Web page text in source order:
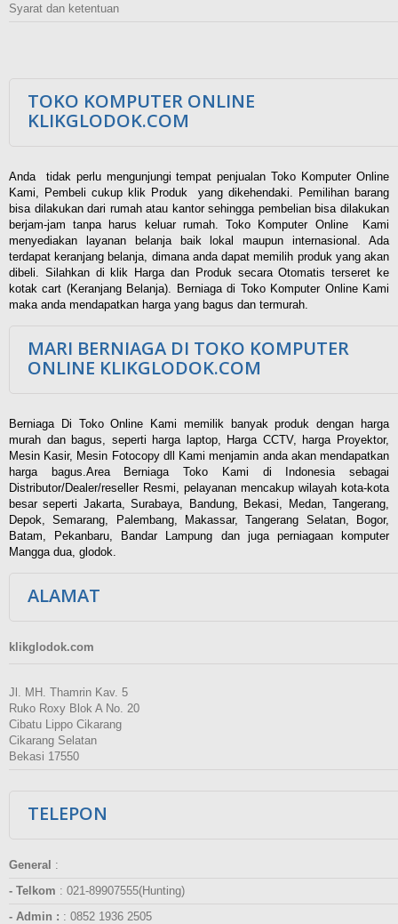
Syarat dan ketentuan
TOKO KOMPUTER ONLINE
KLIKGLODOK.COM
Anda tidak perlu mengunjungi tempat penjualan Toko Komputer Online
Kami, Pembeli cukup klik Produk yang dikehendaki. Pemilihan barang
bisa dilakukan dari rumah atau kantor sehingga pembelian bisa dilakukan
berjam-jam tanpa harus keluar rumah. Toko Komputer Online Kami
menyediakan layanan belanja baik lokal maupun internasional. Ada
terdapat keranjang belanja, dimana anda dapat memilih produk yang akan
dibeli. Silahkan di klik Harga dan Produk secara Otomatis terseret ke
kotak cart (Keranjang Belanja). Berniaga di Toko Komputer Online Kami
maka anda mendapatkan harga yang bagus dan termurah.
MARI BERNIAGA DI TOKO KOMPUTER
ONLINE KLIKGLODOK.COM
Berniaga Di Toko Online Kami memilik banyak produk dengan harga
murah dan bagus, seperti harga laptop, Harga CCTV, harga Proyektor,
Mesin Kasir, Mesin Fotocopy dll Kami menjamin anda akan mendapatkan
harga bagus.Area Berniaga Toko Kami di Indonesia sebagai
Distributor/Dealer/reseller Resmi, pelayanan mencakup wilayah kota-kota
besar seperti Jakarta, Surabaya, Bandung, Bekasi, Medan, Tangerang,
Depok, Semarang, Palembang, Makassar, Tangerang Selatan, Bogor,
Batam, Pekanbaru, Bandar Lampung dan juga perniagaan komputer
Mangga dua, glodok.
ALAMAT
klikglodok.com
Jl. MH. Thamrin Kav. 5
Ruko Roxy Blok A No. 20
Cibatu Lippo Cikarang
Cikarang Selatan
Bekasi 17550
TELEPON
General :
- Telkom : 021-89907555(Hunting)
- Admin : : 0852 1936 2505